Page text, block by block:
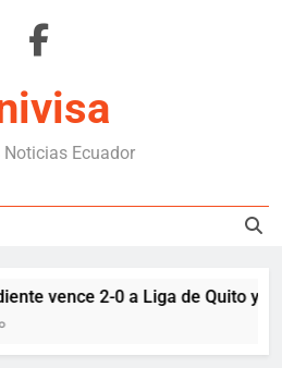
Ecuador
vence 2-0 a Liga de Quito y